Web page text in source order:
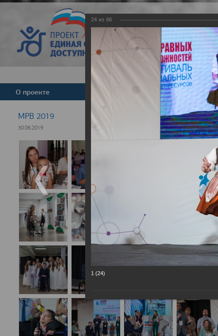
Версия для
О проекте Команда Новости
МРВ 2019
30.06.2019
24 из 66
1 (24)